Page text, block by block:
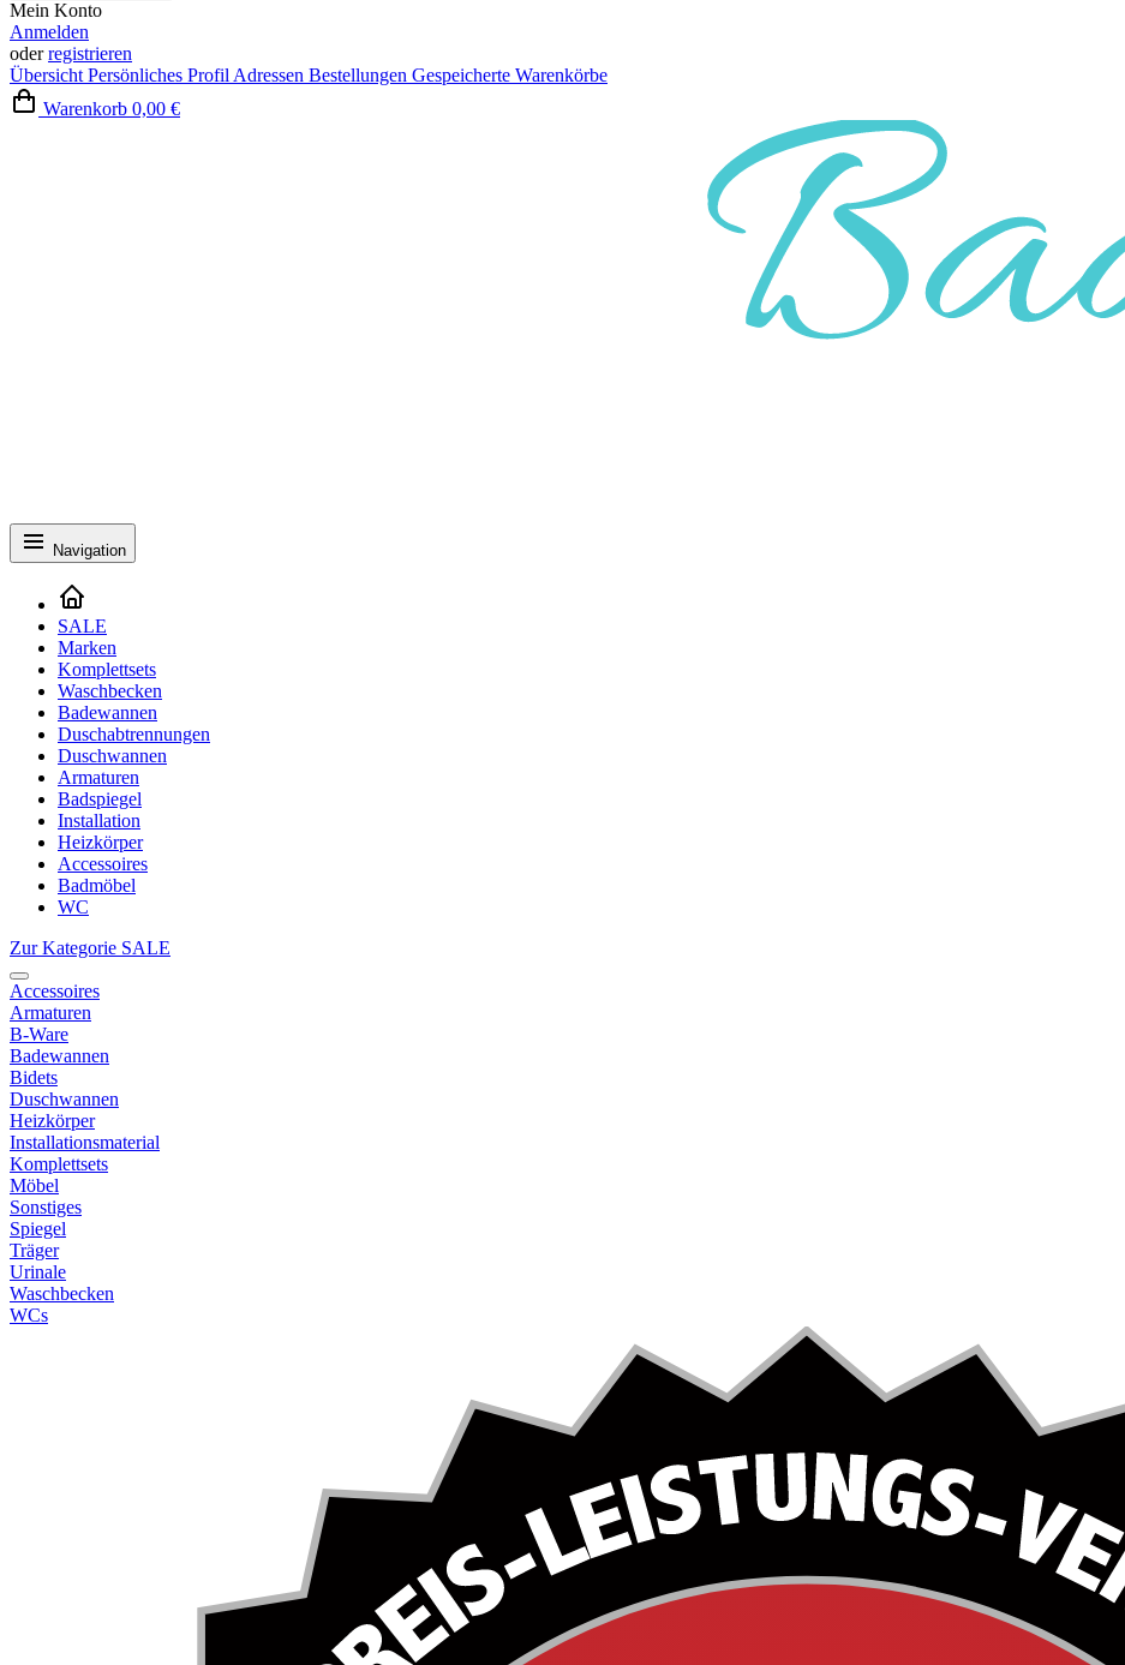
Mein Konto
Anmelden
oderregistrieren
Übersicht Persönliches Profil Adressen Bestellungen Gespeicherte Warenkörbe
Warenkorb 0,00 €
Navigation
SALE
Marken
Komplettsets
Waschbecken
Badewannen
Duschabtrennungen
Duschwannen
Armaturen
Badspiegel
Installation
Heizkörper
Accessoires
Badmöbel
WC
Zur Kategorie SALE
Accessoires
Armaturen
B-Ware
Badewannen
Bidets
Duschwannen
Heizkörper
Installationsmaterial
Komplettsets
Möbel
Sonstiges
Spiegel
Träger
Urinale
Waschbecken
WCs